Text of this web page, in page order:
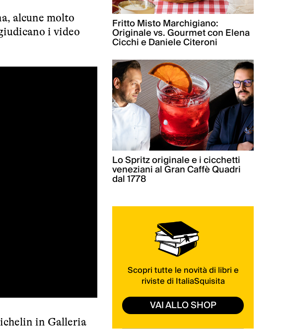
alcune molto
i video
in Galleria
Fritto Misto Marchigiano:
Originale vs. Gourmet con Elena
Cicchi e Daniele Citeroni
Lo Spritz originale e i cicchetti
veneziani al Gran Caffè Quadri
dal 1778
Scopri tutte le novità di libri e
riviste di ItaliaSquisita
VAI ALLO SHOP